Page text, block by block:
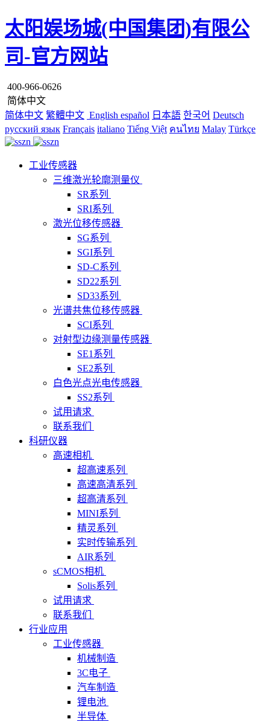
太阳娱场城(中国集团)有限公
司-官方网站
400-966-0626
简体中文
简体中文 繁體中文 English español 日本語 한국어 Deutsch
русский язык Français italiano Tiếng Việt คนไทย Malay Türkçe
工业传感器
三维激光轮廓测量仪
SR系列
SRI系列
激光位移传感器
SG系列
SGI系列
SD-C系列
SD22系列
SD33系列
光谱共焦位移传感器
SCI系列
对射型边缘测量传感器
SE1系列
SE2系列
白色光点光电传感器
SS2系列
试用请求
联系我们
科研仪器
高速相机
超高速系列
高速高清系列
超高清系列
MINI系列
精灵系列
实时传输系列
AIR系列
sCMOS相机
Solis系列
试用请求
联系我们
行业应用
工业传感器
机械制造
3C电子
汽车制造
锂电池
半导体